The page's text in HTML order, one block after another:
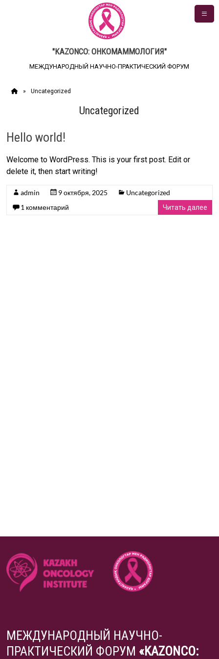
"KAZONCO: ОНКОМАММОЛОГИЯ"
МЕЖДУНАРОДНЫЙ НАУЧНО-ПРАКТИЧЕСКИЙ ФОРУМ
» Uncategorized
Uncategorized
Hello world!
Welcome to WordPress. This is your first post. Edit or
delete it, then start writing!
admin 9 октября, 2025
Uncategorized
1 комментарий
Читать далее
МЕЖДУНАРОДНЫЙ НАУЧНО-
ПРАКТИЧЕСКИЙ ФОРУМ «KAZONCO: